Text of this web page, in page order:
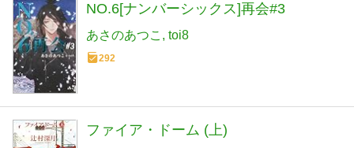
NO.6[ナンバーシックス]再会#3
あさのあつこ toi8
292
ファイア・ドーム (上)